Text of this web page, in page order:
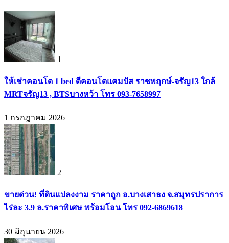
1
ให้เช่าคอนโด 1 bed ดีคอนโดแคมปัส ราชพฤกษ์-จรัญ13 ใกล้
MRTจรัญ13 , BTSบางหว้า โทร 093-7658997
1 กรกฎาคม 2026
2
ขายด่วน! ที่ดินแปลงงาม ราคาถูก อ.บางเสาธง จ.สมุทรปราการ
ไร่ละ 3.9 ล.ราคาพิเศษ พร้อมโอน โทร 092-6869618
30 มิถุนายน 2026